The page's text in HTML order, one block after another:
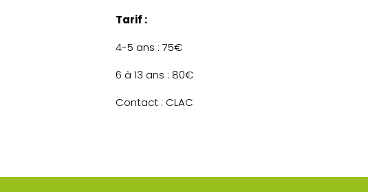
Tarif :
4-5 ans : 75€
6 à 13 ans : 80€
Contact : CLAC